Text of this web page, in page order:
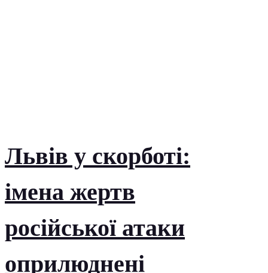
Львів у скорботі:
імена жертв
російської атаки
оприлюднені